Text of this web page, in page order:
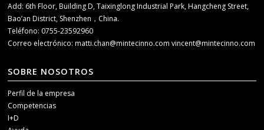
Add: 6th Floor, Building D, Taixinglong Industrial Park, Hangcheng Street,
Bao’an District, Shenzhen，China.
Teléfono: 0755-23592960
Correo electrónico:matti.chan@mintecinno.comvincent@mintecinno.com
SOBRE NOSOTROS
Perfil de la empresa
Competencias
I+D